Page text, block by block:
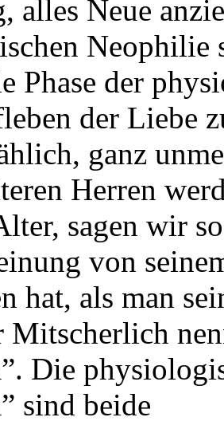
alles Neue
Neophilie
Phase der
der Liebe
ganz
Herren
sagen wir
von
hat, als man
Die
sind beide